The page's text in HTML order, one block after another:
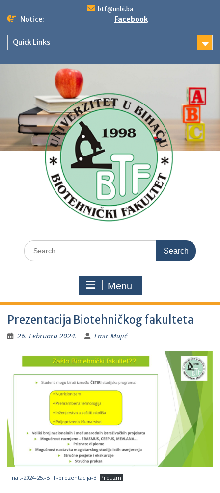
btf@unbi.ba
Notice: Facebook
Quick Links
Search
for:
Menu
Prezentacija Biotehničkog fakulteta
26. Februara 2024. Emir Mujić
Final.-2024-25.-BTF-prezentacija-3 Preuzmi